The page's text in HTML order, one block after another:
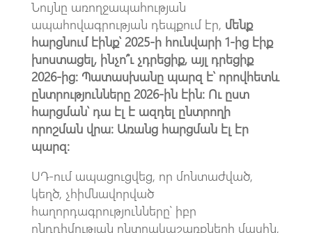
Նույնը առողջապահության
ապահովագրության դեպքում էր, մենք
հարցնում էինք՝ 2025-ի հունվարի 1-ից էիք
խոստացել, ինչո՞ւ չդրեցիք, այլ դրեցիք
2026-ից։ Պատասխանը պարզ է՝ որովհետև
ընտրությունները 2026-ին էին։ Ու ըստ
հարցման՝ դա էլ է ազդել ընտրողի
որոշման վրա։ Առանց հարցման էլ էր
պարզ։
ՍԴ-ում ապացուցվեց, որ մոնտաժված,
կեղծ, չհիմնավորված
հաղորդագրությունները՝ իբր
ընդդիմության ընտրակաշառքների մասին,